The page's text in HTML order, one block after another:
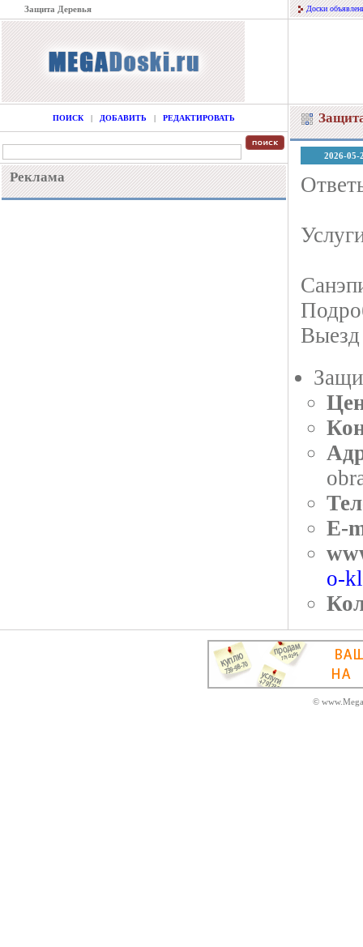
Защита Деревья Доски
ПОИСК | ДОБАВИТЬ | РЕДАКТИРОВАТЬ
Реклама
2026-05-
Выезд
E-
o-
©